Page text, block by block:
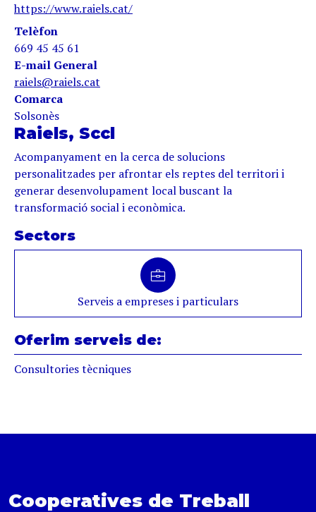
https://www.raiels.cat/
Telèfon
669 45 45 61
E-mail General
raiels@raiels.cat
Comarca
Solsonès
Raiels, Sccl
Acompanyament en la cerca de solucions
personalitzades per afrontar els reptes del territori i
generar desenvolupament local buscant la
transformació social i econòmica.
Sectors
Serveis a empreses i particulars
Oferim serveis de:
Consultories tècniques
Cooperatives de Treball